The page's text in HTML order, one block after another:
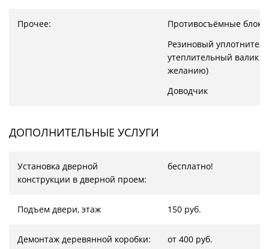
Прочее:
Противосъёмные
Резиновый
утеплительный валик
желанию)
Доводчик
ДОПОЛНИТЕЛЬНЫЕ УСЛУГИ
Установка дверной
конструкции в дверной проем:
бесплатно!
Подъем двери, этаж 150 руб.
Демонтаж деревянной коробки: от 400 руб.